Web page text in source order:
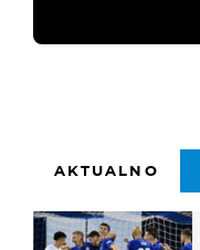
AKTUALNO